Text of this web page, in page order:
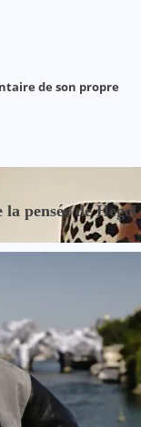
de son propre
pensée de Hegel